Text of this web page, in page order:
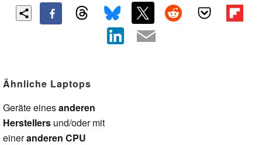
Ähnliche Laptops
Geräte einesanderen
Herstellers und/oder mit
eineranderen CPU